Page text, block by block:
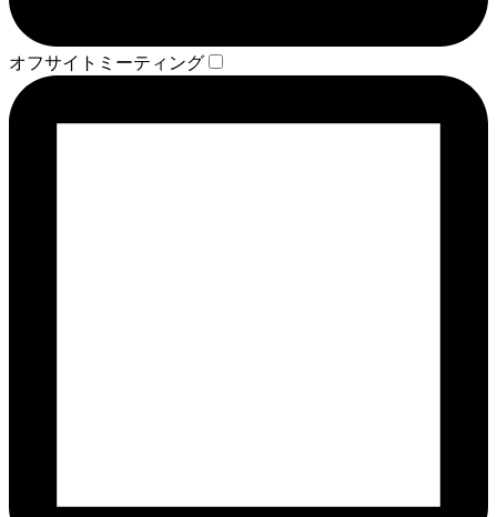
オフサイトミーティング